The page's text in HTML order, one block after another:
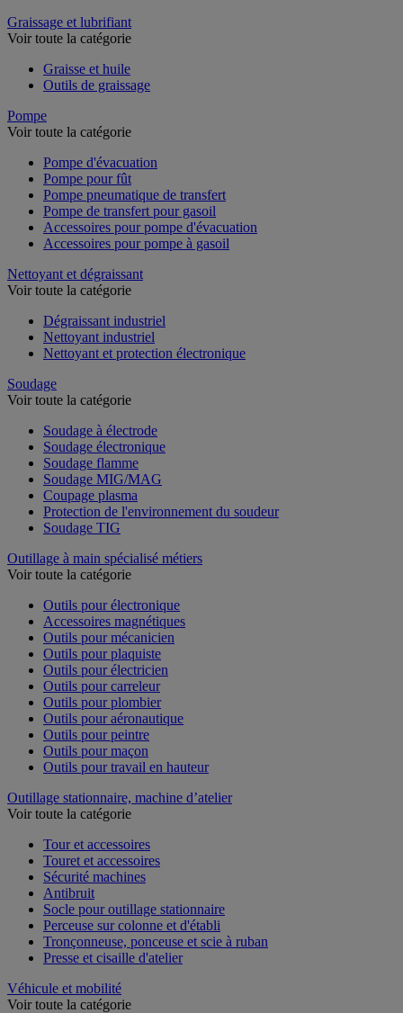
Graissage et lubrifiant
Voir toute la catégorie
Graisse et huile
Outils de graissage
Pompe
Voir toute la catégorie
Pompe d'évacuation
Pompe pour fût
Pompe pneumatique de transfert
Pompe de transfert pour gasoil
Accessoires pour pompe d'évacuation
Accessoires pour pompe à gasoil
Nettoyant et dégraissant
Voir toute la catégorie
Dégraissant industriel
Nettoyant industriel
Nettoyant et protection électronique
Soudage
Voir toute la catégorie
Soudage à électrode
Soudage électronique
Soudage flamme
Soudage MIG/MAG
Coupage plasma
Protection de l'environnement du soudeur
Soudage TIG
Outillage à main spécialisé métiers
Voir toute la catégorie
Outils pour électronique
Accessoires magnétiques
Outils pour mécanicien
Outils pour plaquiste
Outils pour électricien
Outils pour carreleur
Outils pour plombier
Outils pour aéronautique
Outils pour peintre
Outils pour maçon
Outils pour travail en hauteur
Outillage stationnaire, machine d’atelier
Voir toute la catégorie
Tour et accessoires
Touret et accessoires
Sécurité machines
Antibruit
Socle pour outillage stationnaire
Perceuse sur colonne et d'établi
Tronçonneuse, ponceuse et scie à ruban
Presse et cisaille d'atelier
Véhicule et mobilité
Voir toute la catégorie